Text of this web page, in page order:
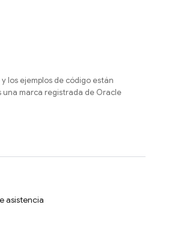
y los ejemplos de código están
una marca registrada de Oracle
asistencia